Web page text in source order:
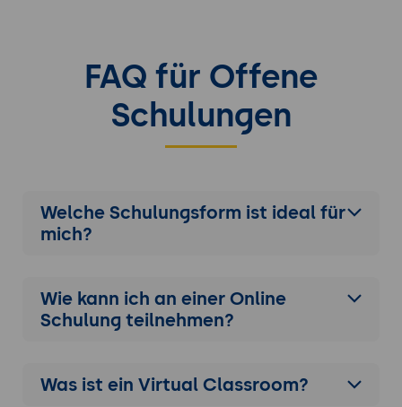
FAQ für Offene
Schulungen
Welche Schulungsform ist ideal für
mich?
Wie kann ich an einer Online
Schulung teilnehmen?
Was ist ein Virtual Classroom?